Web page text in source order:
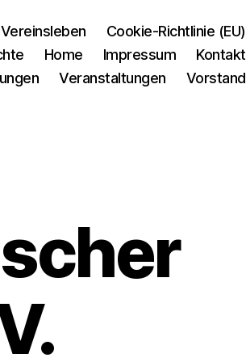
Cookie-Richtlinie (EU)
Home Impressum
Kontakt
Veranstaltungen Vorstand